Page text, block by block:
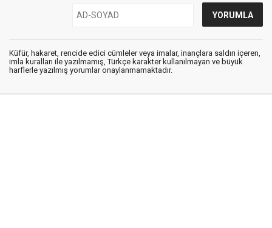
Küfür, hakaret, rencide edici cümleler veya imalar, inançlara saldırı içeren,
imla kuralları ile yazılmamış, Türkçe karakter kullanılmayan ve büyük
harflerle yazılmış yorumlar onaylanmamaktadır.